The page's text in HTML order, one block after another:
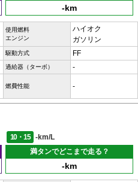
-km
使用燃料
エンジン
ハイオク
ガソリン
駆動方式 FF
過給器（ターボ） -
燃費性能 -
10・15
-km/L
満タンでどこまで走る？
-km